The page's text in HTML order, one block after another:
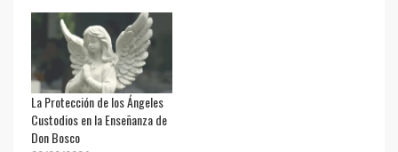
La Protección de los Ángeles
Custodios en la Enseñanza de
Don Bosco